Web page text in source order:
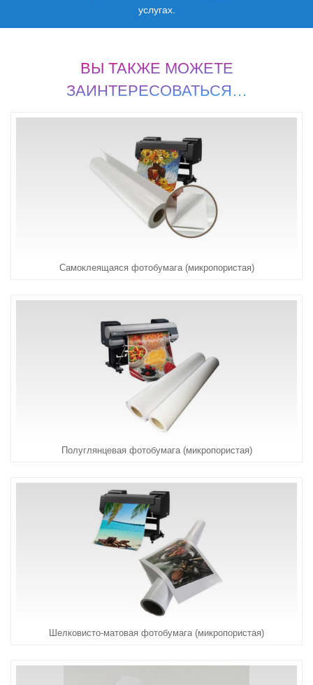
услугах.
ВЫ ТАКЖЕ МОЖЕТЕ
ЗАИНТЕРЕСОВАТЬСЯ…
Самоклеящаяся фотобумага (микропористая)
Полуглянцевая фотобумага (микропористая)
Шелковисто-матовая фотобумага (микропористая)